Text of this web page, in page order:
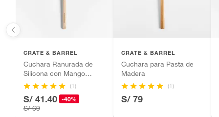
CRATE & BARREL
Cuchara Ranurada de
Silicona con Mango
Madera
(1)
S/ 41.40 -40%
S/ 69
CRATE & BARREL
Cuchara para Pasta de
Madera
(1)
S/ 79